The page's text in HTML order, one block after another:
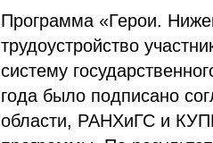
Программа «Герои.
трудоустройство
систему
года было подписано
области, РАНХиГС и